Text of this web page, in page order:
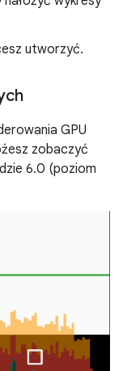
utworzyć.
GPU
zobaczyć
6.0 (poziom